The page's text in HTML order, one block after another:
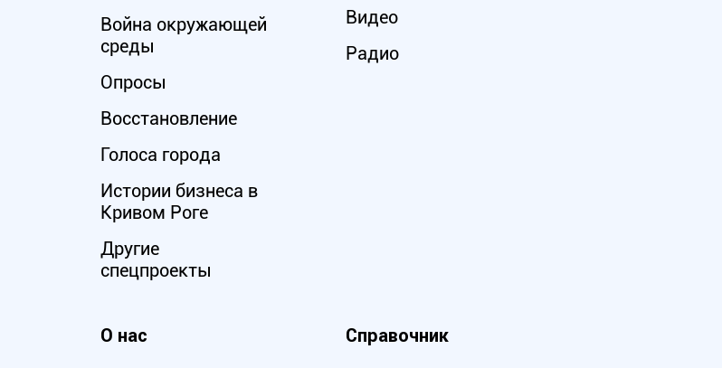
Война окружающей
среды
Опросы
Восстановление
Голоса города
Истории бизнеса в
Кривом Роге
Другие
спецпроекты
Видео
Радио
О нас
Справочник